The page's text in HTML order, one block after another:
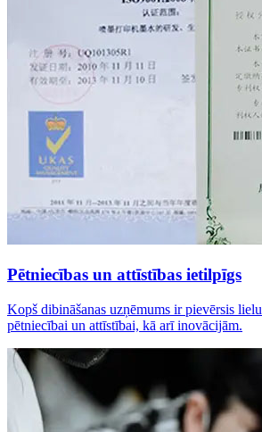
Pētniecības un attīstības ietilpīgs
Kopš dibināšanas uzņēmums ir pievērsis
pētniecībai un attīstībai, kā arī inovācijām.